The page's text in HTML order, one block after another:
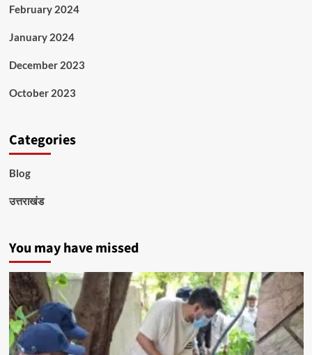
February 2024
January 2024
December 2023
October 2023
Categories
Blog
उत्तराखंड
You may have missed